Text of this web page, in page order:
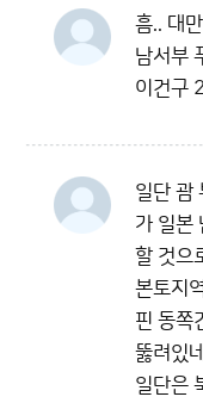
흠.. 대
남서부
이건구
일단 괌
가 일본
할 것으
본토지
핀 동쪽
뚫려있
일단은